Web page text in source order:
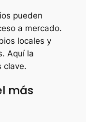
pueden
a mercado.
locales y
Aquí la
clave.
más